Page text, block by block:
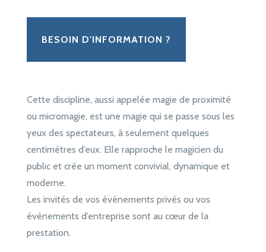
BESOIN D'INFORMATION ?
Cette discipline, aussi appelée magie de proximité
ou micromagie, est une magie qui se passe sous les
yeux des spectateurs, à seulement quelques
centimètres d’eux. Elle rapproche le magicien du
public et crée un moment convivial, dynamique et
moderne.
Les invités de vos évènements privés ou vos
évènements d’entreprise sont au cœur de la
prestation.